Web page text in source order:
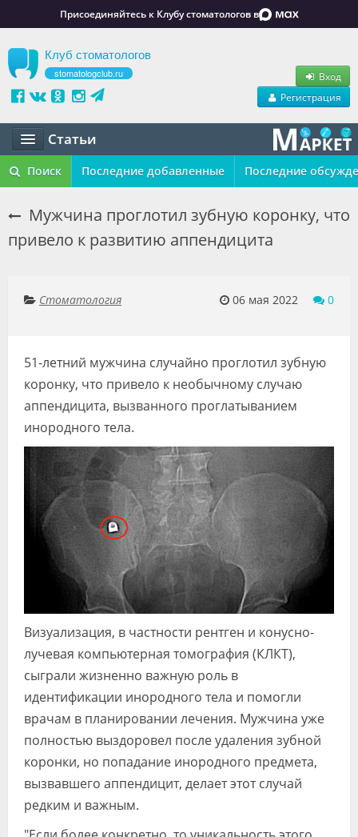
Присоединяйтесь к Клубу стоматологов в
Клуб стоматологов
stomatologclub.ru
Вход
Регистрация
Статьи
Статьи
Обучение
Резюме
Видео
Форум
Клиники
Специалисты
Галерея
Блоги
Лаборатории
Поиск Последние добавленные Последние
Мужчина проглотил зубную коронку, что
привело к развитию аппендицита
Стоматология 06 мая 2022 0
51-летний мужчина случайно проглотил зубную
коронку, что привело к необычному случаю
аппендицита, вызванного проглатыванием
инородного тела.
Визуализация, в частности рентген и конусно-
лучевая компьютерная томография (КЛКТ),
сыграли жизненно важную роль в
идентификации инородного тела и помогли
врачам в планировании лечения. Мужчина уже
полностью выздоровел после удаления зубной
коронки, но попадание инородного предмета,
вызвавшего аппендицит, делает этот случай
редким и важным.